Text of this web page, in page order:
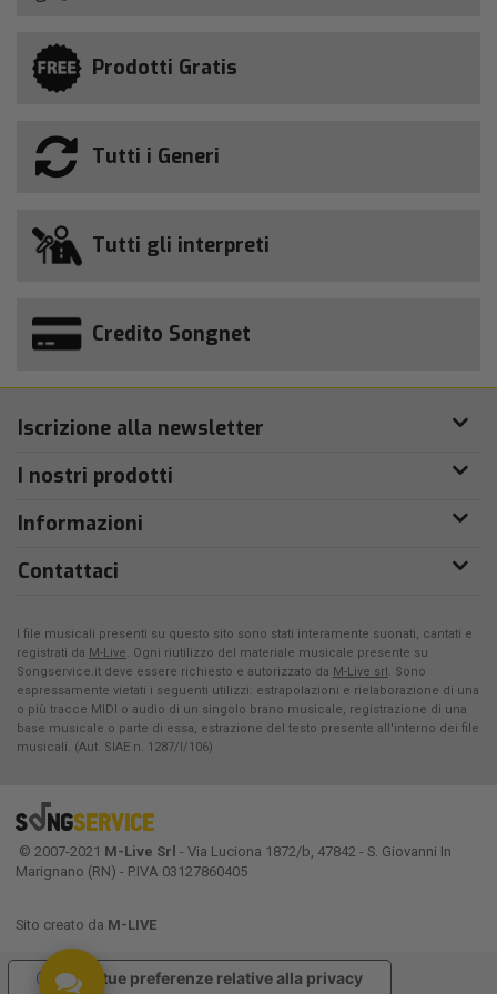
Prodotti Gratis
Tutti i Generi
Tutti gli interpreti
Credito Songnet
Iscrizione alla newsletter
I nostri prodotti
Informazioni
Contattaci
I file musicali presenti su questo sito sono stati interamente suonati, cantati e
registrati da M-Live. Ogni riutilizzo del materiale musicale presente su
Songservice.it deve essere richiesto e autorizzato da M-Live srl. Sono
espressamente vietati i seguenti utilizzi: estrapolazioni e rielaborazione di una
o più tracce MIDI o audio di un singolo brano musicale, registrazione di una
base musicale o parte di essa, estrazione del testo presente all'interno dei file
musicali. (Aut. SIAE n. 1287/I/106)
© 2007-2021 M-Live Srl - Via Luciona 1872/b, 47842 - S. Giovanni In
Marignano (RN) - P.IVA 03127860405
Sito creato da M-LIVE
Le tue preferenze relative alla privacy